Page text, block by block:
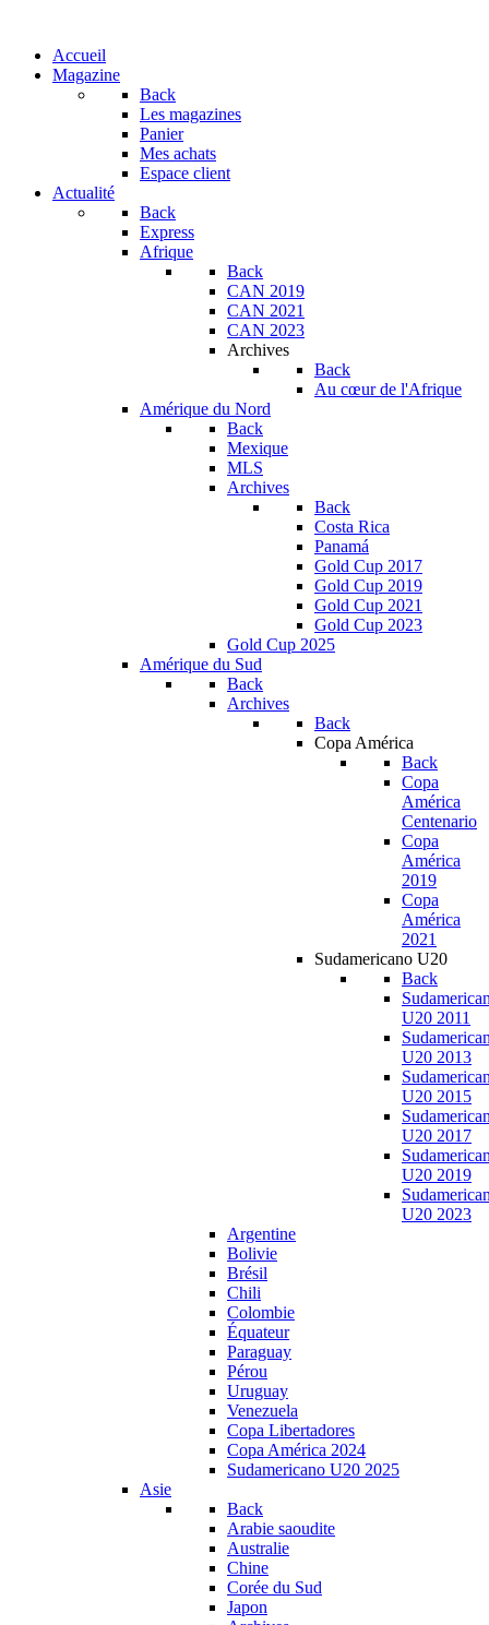
Accueil
Magazine
Back
Les magazines
Panier
Mes achats
Espace client
Actualité
Back
Express
Afrique
Back
CAN 2019
CAN 2021
CAN 2023
Archives
Back
Au cœur de l'Afrique
Amérique du Nord
Back
Mexique
MLS
Archives
Back
Costa Rica
Panamá
Gold Cup 2017
Gold Cup 2019
Gold Cup 2021
Gold Cup 2023
Gold Cup 2025
Amérique du Sud
Back
Archives
Back
Copa América
Back
Copa
América
Centenario
Copa
América
2019
Copa
América
2021
Sudamericano U20
Back
U20 2011
U20 2013
U20 2015
U20 2017
U20 2019
U20 2023
Argentine
Bolivie
Brésil
Chili
Colombie
Équateur
Paraguay
Pérou
Uruguay
Venezuela
Copa Libertadores
Copa América 2024
Sudamericano U20 2025
Asie
Back
Arabie saoudite
Australie
Chine
Corée du Sud
Japon